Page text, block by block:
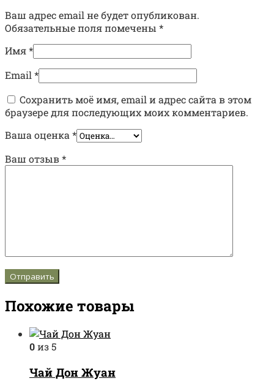
Ваш адрес email не будет опубликован.
Обязательные поля помечены *
Имя*
Email *
Сохранить моё имя, email и адрес сайта в этом
браузере для последующих моих комментариев.
Ваша оценка *
Ваш отзыв*
Похожие товары
0из 5
Чай Дон Жуан